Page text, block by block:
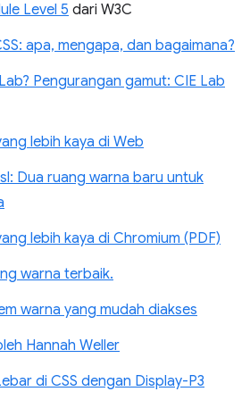
Level 5 dari W3C
apa, mengapa, dan bagaimana?
Pengurangan gamut: CIE Lab
lebih kaya di Web
Dua ruang warna baru untuk
lebih kaya di Chromium (PDF)
warna terbaik.
warna yang mudah diakses
Hannah Weller
di CSS dengan Display-P3